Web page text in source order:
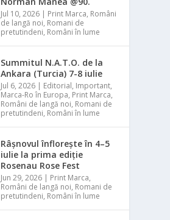
Jul 10, 2026 | Print Marca, Români
de langă noi, Romani de
pretutindeni, Români în lume
Summitul N.A.T.O. de la
Ankara (Turcia) 7-8 iulie
Jul 6, 2026 | Editorial, Important,
Marca-Ro în Europa, Print Marca,
Români de langă noi, Romani de
pretutindeni, Români în lume
Râșnovul înflorește în 4–5
iulie la prima ediție
Rosenau Rose Fest
Jun 29, 2026 | Print Marca,
Români de langă noi, Romani de
pretutindeni, Români în lume